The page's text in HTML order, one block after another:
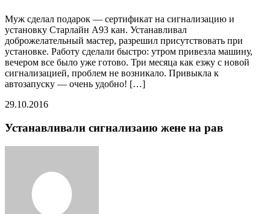
Муж сделал подарок — сертификат на сигнализацию и
установку Старлайн А93 кан. Устанавливал
доброжелательный мастер, разрешил присутствовать при
установке. Работу сделали быстро: утром привезла машину,
вечером все было уже готово. Три месяца как езжу с новой
сигнализацией, проблем не возникало. Привыкла к
автозапуску — очень удобно! […]
29.10.2016
Устанавливали сигнализаию жене на рав